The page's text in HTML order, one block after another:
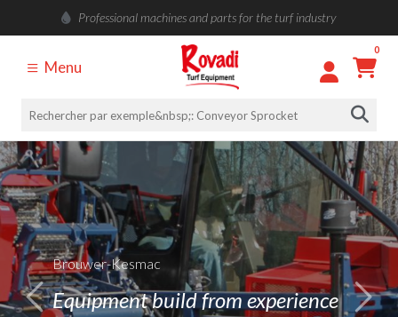
Professional machines and parts for the turf industry
Menu
0
Brouwer-Kesmac
Equipment build from experience